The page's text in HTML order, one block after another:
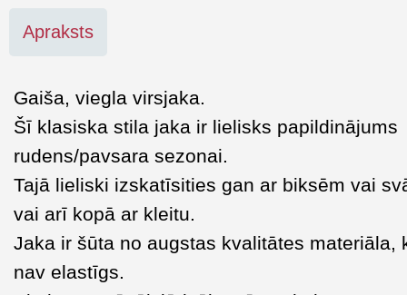
Apraksts
Gaiša, viegla virsjaka.
Šī klasiska stila jaka ir lielisks papildinājums
rudens/pavsara sezonai.
Tajā lieliski izskatīsities gan ar biksēm vai
vai arī kopā ar kleitu.
Jaka ir šūta no augstas kvalitātes materiāla,
nav elastīgs.